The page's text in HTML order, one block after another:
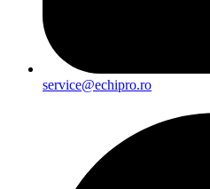
service@echipro.ro